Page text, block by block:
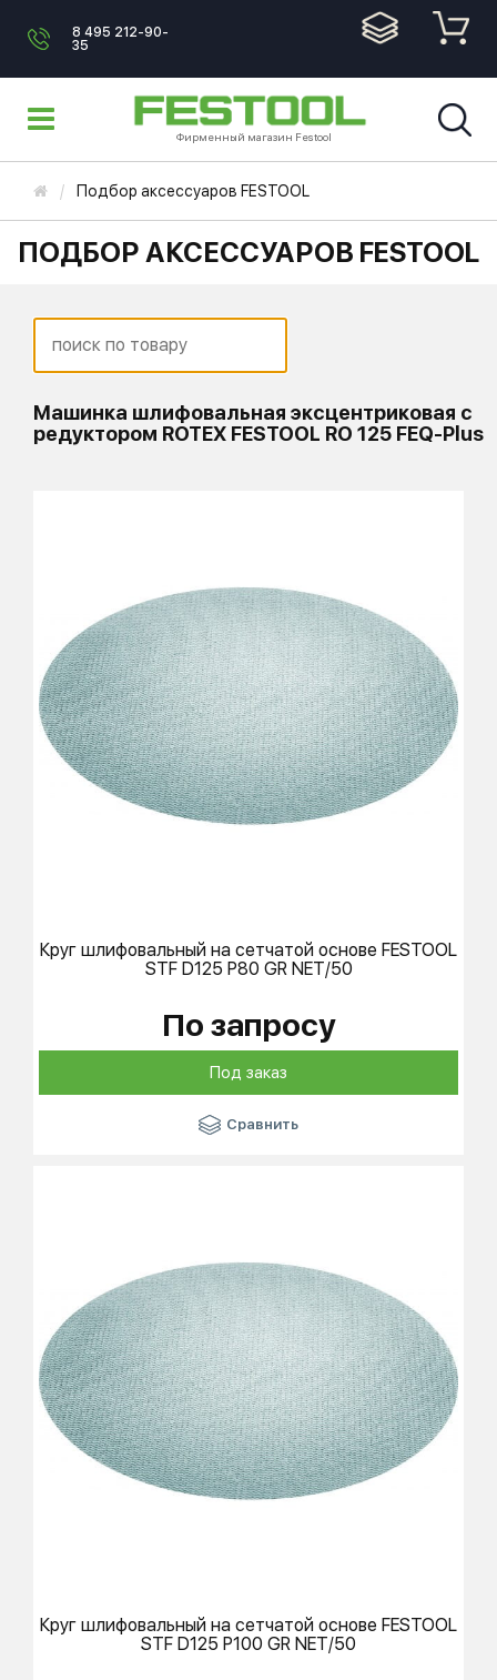
8 495 212-90-
35
Фирменный магазин Festool
Подбор аксессуаров FESTOOL
ПОДБОР АКСЕССУАРОВ FESTOOL
Машинка шлифовальная эксцентриковая с
редуктором ROTEX FESTOOL RO 125 FEQ-Plus
Круг шлифовальный на сетчатой основе FESTOOL
STF D125 P80 GR NET/50
По запросу
Под заказ
Сравнить
Круг шлифовальный на сетчатой основе FESTOOL
STF D125 P100 GR NET/50